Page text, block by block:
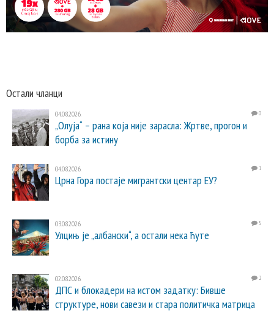
Остали чланци
04.08.2026. 0
„Олуја“ – рана која није зарасла: Жртве, прогон и
борба за истину
04.08.2026. 1
Црна Гора постаје мигрантски центар ЕУ?
03.08.2026. 5
Улцињ је „албански“, а остали нека ћуте
02.08.2026. 2
ДПС и блокадери на истом задатку: Бивше
структуре, нови савези и стара политичка матрица